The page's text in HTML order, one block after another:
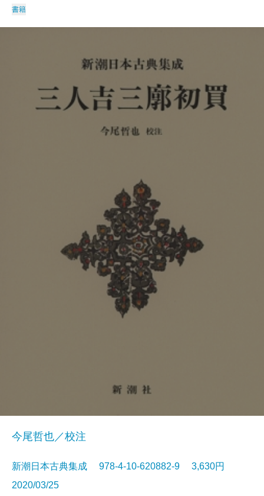
書籍
今尾哲也／校注
新潮日本古典集成 978-4-10-620882-9 3,630円
2020/03/25